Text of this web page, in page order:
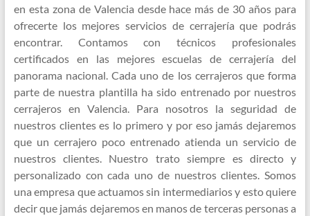
en esta zona de Valencia desde hace más de 30 años para
ofrecerte los mejores servicios de cerrajería que podrás
encontrar. Contamos con técnicos profesionales
certificados en las mejores escuelas de cerrajería del
panorama nacional. Cada uno de los cerrajeros que forma
parte de nuestra plantilla ha sido entrenado por nuestros
cerrajeros en Valencia. Para nosotros la seguridad de
nuestros clientes es lo primero y por eso jamás dejaremos
que un cerrajero poco entrenado atienda un servicio de
nuestros clientes. Nuestro trato siempre es directo y
personalizado con cada uno de nuestros clientes. Somos
una empresa que actuamos sin intermediarios y esto quiere
decir que jamás dejaremos en manos de terceras personas a